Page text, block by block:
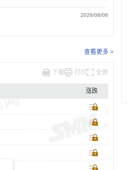
2026/08/06
查看更多 >
下载 打印 全屏
涨跌